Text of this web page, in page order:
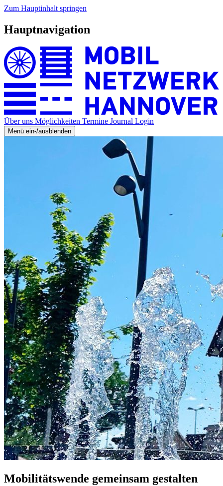
Zum Hauptinhalt springen
Hauptnavigation
Über uns Möglichkeiten Termine Journal Login
Menü ein-/ausblenden
Mobilitätswende gemeinsam gestalten